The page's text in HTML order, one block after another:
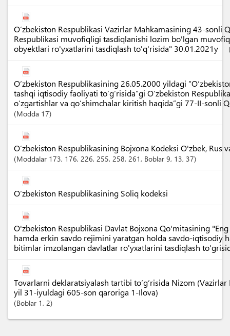
O‘zbekiston Respublikasi Vazirlar Mahkamasining 43-sonli
Respublikasi muvofiqligi tasdiqlanishi lozim bo'lgan
obyektlari ro'yxatlarini tasdiqlash to'q'risida" 30.01.2021y
O‘zbekiston Respublikasining 26.05.2000 yildagi
tashqi iqtisodiy faoliyati to‘g‘risida”gi O‘zbekiston
o‘zgartishlar va qo‘shimchalar kiritish haqida”gi 77-II-sonli
Modda 17
O‘zbekiston Respublikasining Bojxona Kodeksi O'zbek, Rus
Moddalar 173, 176, 226, 255, 258, 261 , Boblar 9, 13, 37
O‘zbekiston Respublikasining Soliq kodeksi
O'zbekiston Respublikasi Davlat Bojxona Qo'mitasining
hamda erkin savdo rejimini yaratgan holda savdo-iqtisodiy
bitimlar imzolangan davlatlar ro'yxatlarini tasdiqlash
Tovarlarni deklaratsiyalash tartibi to‘g‘risida Nizom
yil 31-iyuldagi 605-son qaroriga 1-Ilova)
Boblar 1 , 2